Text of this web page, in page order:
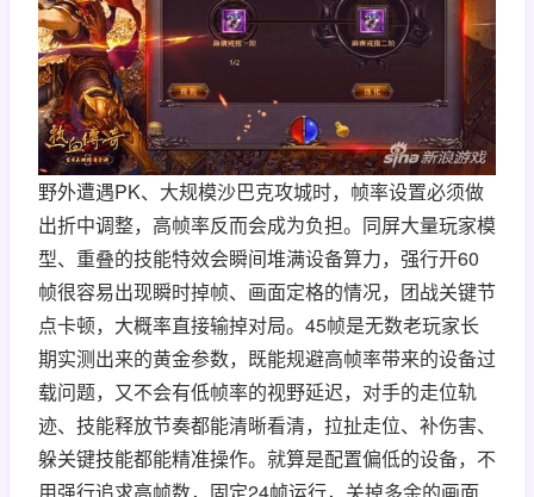
野外遭遇PK、大规模沙巴克攻城时，帧率设置必须做
出折中调整，高帧率反而会成为负担。同屏大量玩家模
型、重叠的技能特效会瞬间堆满设备算力，强行开60
帧很容易出现瞬时掉帧、画面定格的情况，团战关键节
点卡顿，大概率直接输掉对局。45帧是无数老玩家长
期实测出来的黄金参数，既能规避高帧率带来的设备过
载问题，又不会有低帧率的视野延迟，对手的走位轨
迹、技能释放节奏都能清晰看清，拉扯走位、补伤害、
躲关键技能都能精准操作。就算是配置偏低的设备，不